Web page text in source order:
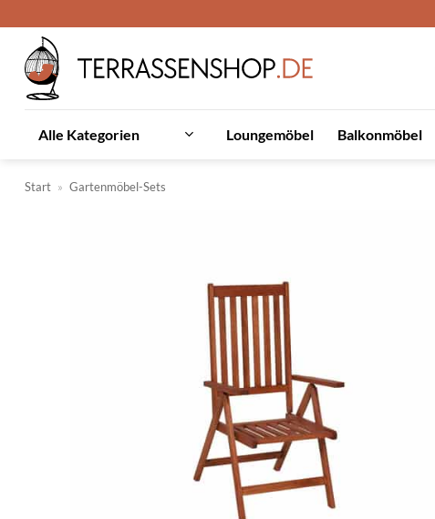
Inhalt
springen
Alle Kategorien Loungemöbel Balkonmöbel
Start » Gartenmöbel-Sets